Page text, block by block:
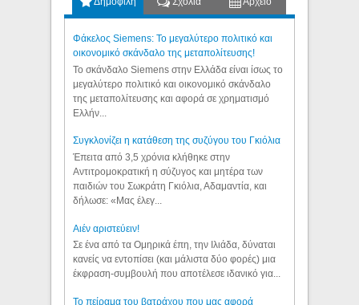
Φάκελος Siemens: Το μεγαλύτερο πολιτικό και
οικονομικό σκάνδαλο της μεταπολίτευσης!
Το σκάνδαλο Siemens στην Ελλάδα είναι ίσως το
μεγαλύτερο πολιτικό και οικονομικό σκάνδαλο
της μεταπολίτευσης και αφορά σε χρηματισμό
Ελλήν...
Συγκλονίζει η κατάθεση της συζύγου του Γκιόλια
Έπειτα από 3,5 χρόνια κλήθηκε στην
Αντιτρομοκρατική η σύζυγος και μητέρα των
παιδιών του Σωκράτη Γκιόλια, Αδαμαντία, και
δήλωσε: «Μας έλεγ...
Aιέν αριστεύειν!
Σε ένα από τα Ομηρικά έπη, την Ιλιάδα, δύναται
κανείς να εντοπίσει (και μάλιστα δύο φορές) μια
έκφραση-συμβουλή που αποτέλεσε ιδανικό για...
Το πείραμα του βατράχου που μας αφορά